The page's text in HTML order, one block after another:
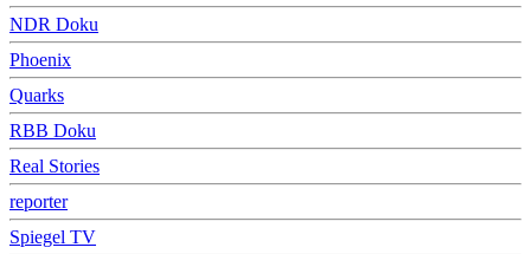
NDR Doku
Phoenix
Quarks
RBB Doku
Real Stories
reporter
Spiegel TV